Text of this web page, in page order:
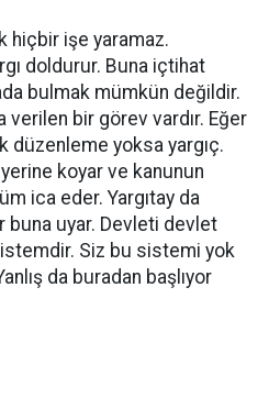
hiçbir işe yaramaz.
doldurur. Buna içtihat
bulmak mümkün değildir.
verilen bir görev vardır. Eğer
düzenleme yoksa yargıç.
koyar ve kanunun
ica eder. Yargıtay da
buna uyar. Devleti devlet
Siz bu sistemi yok
da buradan başlıyor